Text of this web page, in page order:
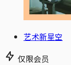
艺术新星空
仅限会员